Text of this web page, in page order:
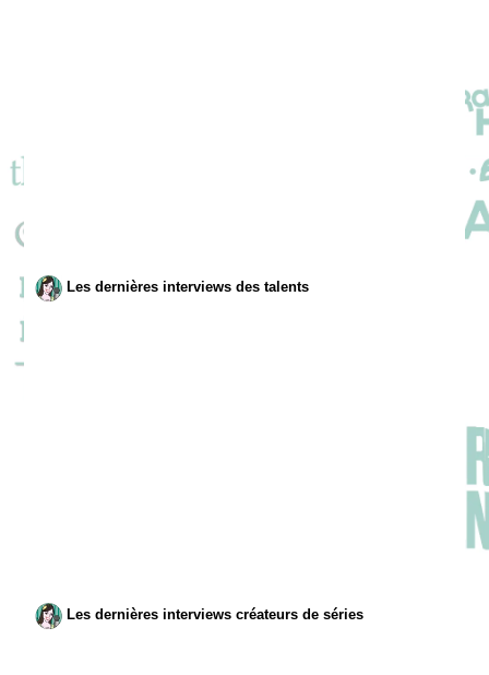
Les dernières interviews des talents
Les dernières interviews créateurs de séries